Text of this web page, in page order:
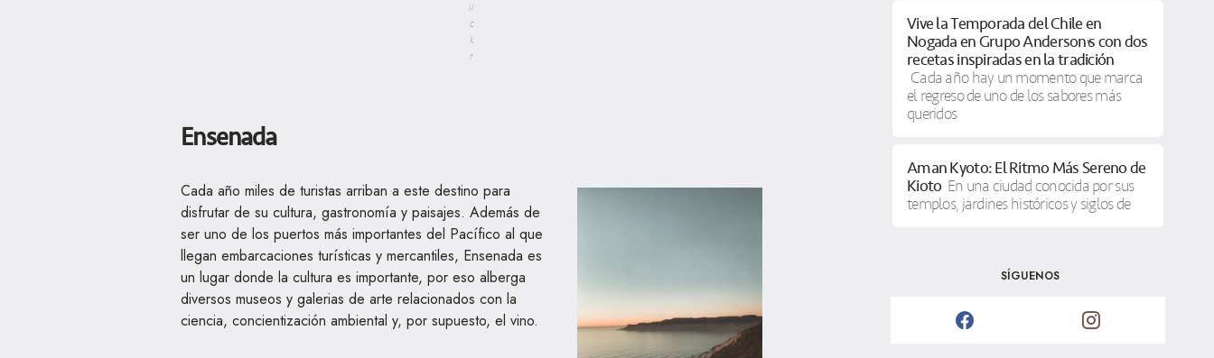
li
c
k
r
Ensenada
Cada año miles de turistas arriban a este destino para
disfrutar de su cultura, gastronomía y paisajes. Además de
ser uno de los puertos más importantes del Pacífico al que
llegan embarcaciones turísticas y mercantiles, Ensenada es
un lugar donde la cultura es importante, por eso alberga
diversos museos y galerias de arte relacionados con la
ciencia, concientización ambiental y, por supuesto, el vino.
Vive la Temporada del Chile en
Nogada en Grupo Anderson’s con dos
recetas inspiradas en la tradición
Cada año hay un momento que marca
el regreso de uno de los sabores más
queridos
Aman Kyoto: El Ritmo Más Sereno de
Kioto En una ciudad conocida por sus
templos, jardines históricos y siglos de
SÍGUENOS